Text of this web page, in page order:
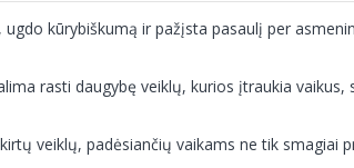
kūrybiškumą ir pažįsta pasaulį per
rasti daugybę veiklų, kurios įtraukia vaikus,
veiklų, padėsiančių vaikams ne tik smagiai